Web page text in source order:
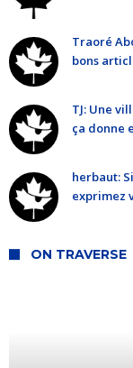
Traoré
bons
TJ: Une
ça donne
herbaut:
exprimez
ON TRAVERSE